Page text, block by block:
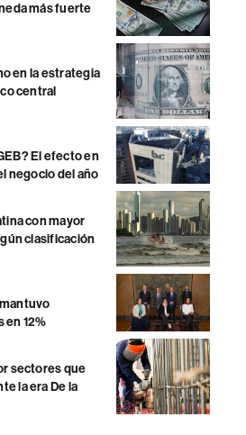
más fuerte
en la estrategia
central
El efecto en
negocio del año
con mayor
clasificación
en 12%
sectores que
la era De la